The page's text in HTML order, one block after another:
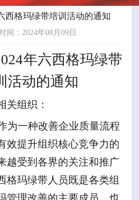
西格玛绿带培训活动的通知
间：2024年08月09日
年六西格玛绿带
活动的通知
关组织：
为一种改善企业质量流程
效提升组织核心竞争力的
越受到各界的关注和推广
格玛绿带人员既是各类组